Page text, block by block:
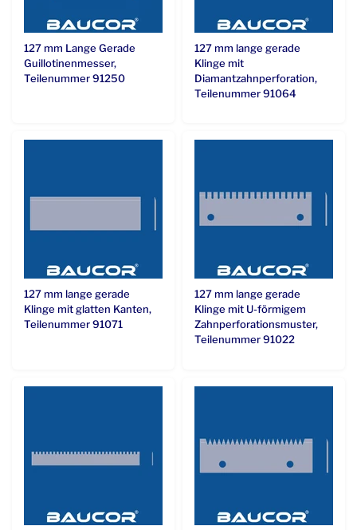
127 mm Lange Gerade
Guillotinenmesser,
Teilenummer 91250
127 mm lange gerade
Klinge mit
Diamantzahnperforation,
Teilenummer 91064
127 mm lange gerade
Klinge mit glatten Kanten,
Teilenummer 91071
127 mm lange gerade
Klinge mit U-förmigem
Zahnperforationsmuster,
Teilenummer 91022